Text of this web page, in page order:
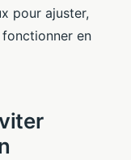
pour ajuster,
en